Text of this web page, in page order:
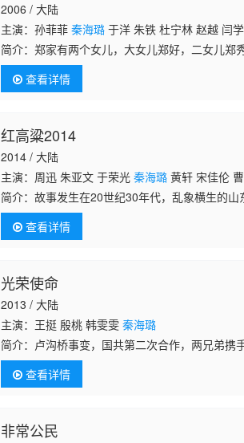
2006 / 大陆
主演：孙菲菲秦海璐 于洋 朱铁 杜宁林 赵越 闫
简介：郑家有两个女儿，大女儿郑好，二女儿郑
也处处让她三分，因此养成了她任性而又霸道的
条子，郑秀被清出考
查看详情
红高粱2014
2014 / 大陆
主演：周迅 朱亚文 于荣光秦海璐 黄轩 宋佳伦
简介：故事发生在20世纪30年代，乱象横生的
老三（韩童生 饰）为生计所迫，执意将美丽而
病的儿子为
查看详情
光荣使命
2013 / 大陆
主演：王挺 殷桃 韩雯雯秦海璐
简介： 卢沟桥事变，国共第二次合作，两兄弟携
战俘营里两兄弟团结国共两派人士，努力将死境
振武成为国民党的军
查看详情
非常公民